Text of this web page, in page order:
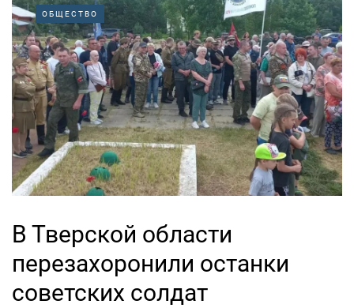
ОБЩЕСТВО
В Тверской области
перезахоронили останки
советских солдат